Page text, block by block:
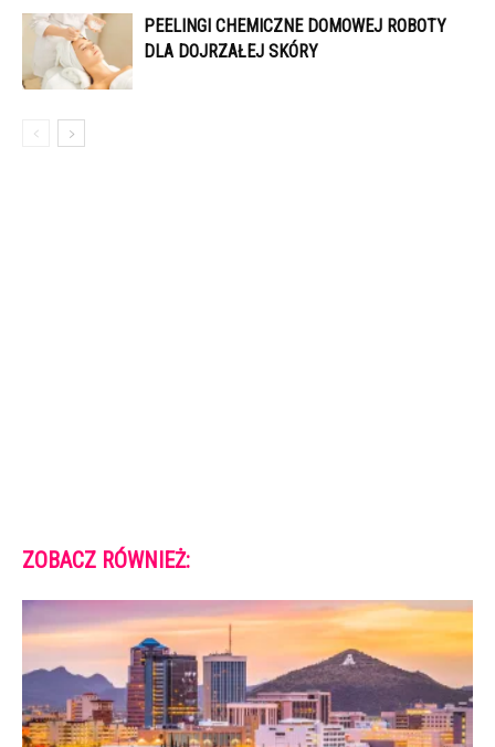
PEELINGI CHEMICZNE DOMOWEJ ROBOTY
DLA DOJRZAŁEJ SKÓRY
ZOBACZ RÓWNIEŻ: